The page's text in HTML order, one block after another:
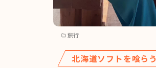
旅行
北海道ソフトを喰らう